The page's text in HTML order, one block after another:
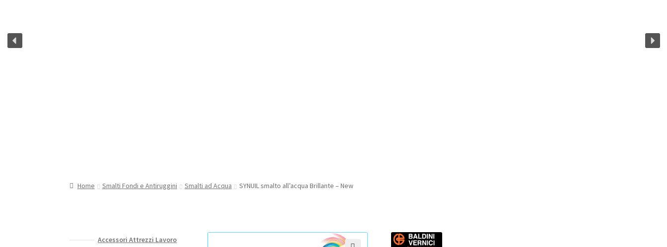
Home Smalti Fondi e Antiruggini Smalti ad Acqua SYNUIL smalto all’acqua Brillante – New
Accessori Attrezzi Lavoro